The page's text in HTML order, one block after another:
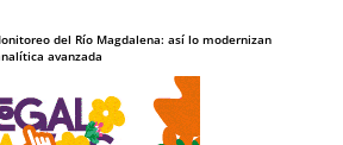
del Río Magdalena: así lo modernizan
avanzada